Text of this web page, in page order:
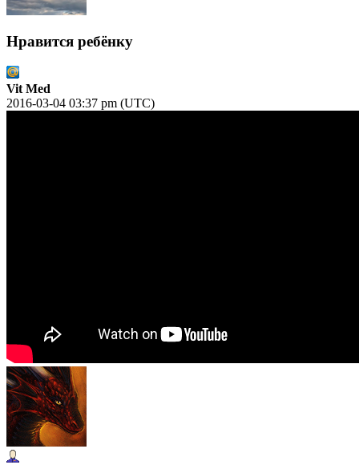
Нравится ребёнку
Vit Med
2016-03-04 03:37 pm (UTC)